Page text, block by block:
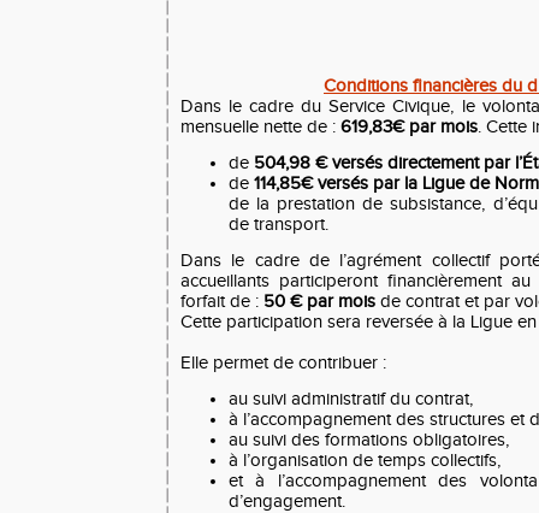
Conditions financières du
Dans le cadre du Service Civique, le
mensuelle nette de : 619,83€ par mois. Cette
de 504,98 € versés directement par
de 114,85€ versés par la Ligue de
de la prestation de subsistance,
de transport.
Dans le cadre de l’agrément collectif
accueillants participeront financièrement
forfait de : 50 € par mois de contrat et par
Cette participation sera reversée à la Ligue
Elle permet de contribuer :
au suivi administratif du contrat,
à l’accompagnement des structures et
au suivi des formations obligatoires,
à l’organisation de temps collectifs,
et à l’accompagnement des
d’engagement.